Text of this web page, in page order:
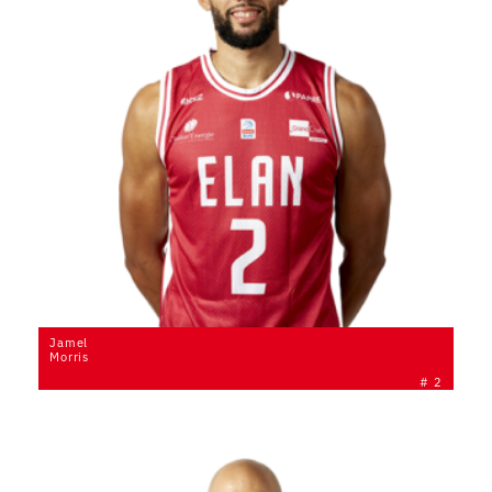
# 2
Jamel
Morris